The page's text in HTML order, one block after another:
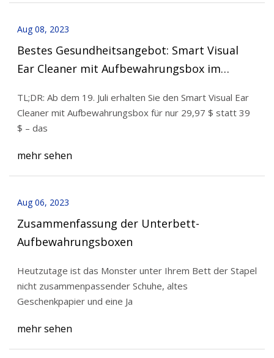
Aug 08, 2023
Bestes Gesundheitsangebot: Smart Visual
Ear Cleaner mit Aufbewahrungsbox im
TL;DR: Ab dem 19. Juli erhalten Sie den Smart Visual Ear
Cleaner mit Aufbewahrungsbox für nur 29,97 $ statt 39
$ – das
mehr sehen
Aug 06, 2023
Zusammenfassung der Unterbett-
Aufbewahrungsboxen
Heutzutage ist das Monster unter Ihrem Bett der Stapel
nicht zusammenpassender Schuhe, altes
Geschenkpapier und eine Ja
mehr sehen